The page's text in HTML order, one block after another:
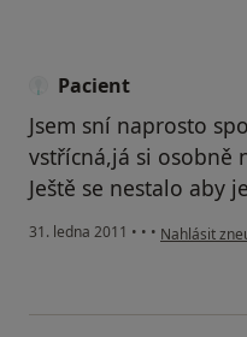
Pacient
Jsem sní naprosto
vstřícná,já si osobně
Ještě se nestalo aby
31. ledna 2011 • • • podle
Nahlásit